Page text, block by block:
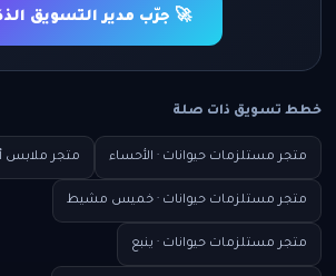
🚀 جرّب مدير التسويق
خطط تسويق ذات صلة
متجر مستلزمات حيوانات · الأحساء متجر ملابس
متجر مستلزمات حيوانات · خميس مشيط
متجر مستلزمات حيوانات · ينبع